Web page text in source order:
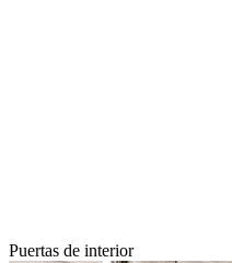
Puertas de interior